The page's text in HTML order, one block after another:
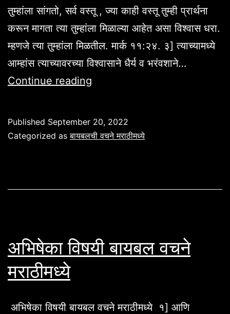
तुम्हांला सांगतो, सर्व वस्तू , ज्या काही वस्तू तुम्ही प्रार्थना
करून मागता त्या तुम्हांला मिळाल्या आहेत असा विश्वास धरा.
म्हणजे त्या तुम्हांला मिळतील. मार्क ११:२४. ३] त्याच्यामध्ये
आम्हांस त्याच्यावरच्या विश्वासाने धैर्य व भरंवशाने…
Continue reading
वचने
Published September 20, 2022
Categorized asबायबलची वचने मराठीमध्ये
अभिषेका विषयी बायबल वचने
मराठीमध्ये
अभिषेका विषयी बायबल वचने मराठीमध्ये १] आणि